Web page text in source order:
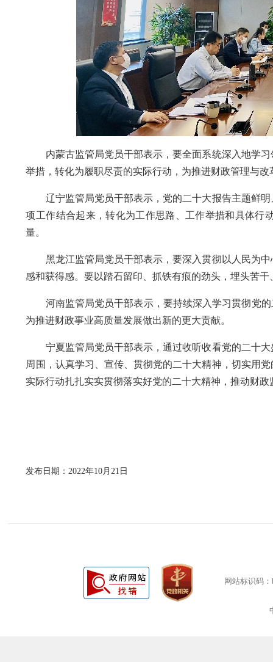
内蒙古监管局党员干部表示，要全面系统深入地学习
举措，转化为履职尽责的实际行动，为推进财政管理与
辽宁监管局党员干部表示，党的二十大报告主题鲜明
项工作结合起来，转化为工作思路、工作举措和具体行
量。
黑龙江监管局党员干部表示，要深入贯彻以人民为中
感和获得感。要以踏石留印、抓铁有痕的劲头，埋头苦
河南监管局党员干部表示，要持续深入学习贯彻党的
为推进财政事业高质量发展做出新的更大贡献。
宁夏监管局党员干部表示，通过收听收看党的二十大
周围，认真学习、宣传、贯彻党的二十大精神，切实用
实际行动扎扎实实贯彻落实好党的二十大精神，推动财
发布日期：2022年10月21日
网站标识码